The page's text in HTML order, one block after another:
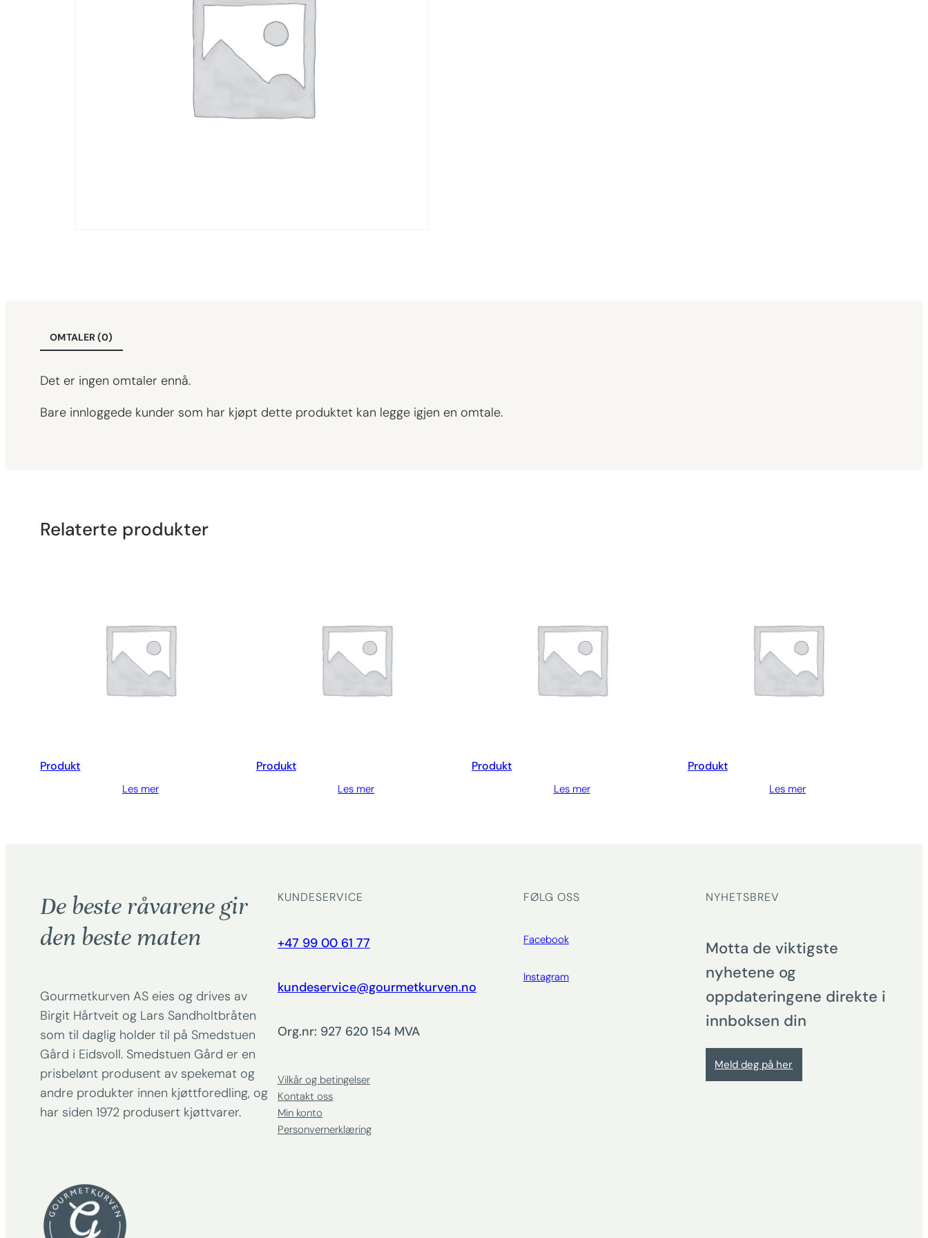
OMTALER (0)
Det er ingen omtaler ennå.
Bare innloggede kunder som har kjøpt dette produktet kan legge igjen en omtale.
Relaterte produkter
Produkt
Les mer
Produkt
Les mer
Produkt
Les mer
Produkt
Les mer
De beste råvarene gir
den beste maten
Gourmetkurven AS eies og drives av
Birgit Hårtveit og Lars Sandholtbråten
som til daglig holder til på Smedstuen
Gård i Eidsvoll. Smedstuen Gård er en
prisbelønt produsent av spekemat og
andre produkter innen kjøttforedling, og
har siden 1972 produsert kjøttvarer.
KUNDESERVICE
+47 99 00 61 77
kundeservice@gourmetkurven.no
Org.nr: 927 620 154 MVA
Vilkår og betingelser
Kontakt oss
Min konto
Personvernerklæring
FØLG OSS
Facebook
Instagram
NYHETSBREV
Motta de viktigste
nyhetene og
oppdateringene direkte i
innboksen din
Meld deg på her